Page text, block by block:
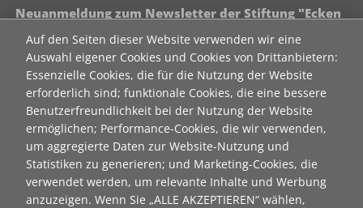
Auf den Seiten dieser Website verwenden wir eine
Auswahl eigener Cookies und Cookies von Drittanbietern:
Essenzielle Cookies, die für die Nutzung der Website
erforderlich sind; funktionale Cookies, die eine bessere
Benutzerfreundlichkeit bei der Nutzung der Website
ermöglichen; Performance-Cookies, die wir verwenden,
um aggregierte Daten zur Website-Nutzung und
Statistiken zu generieren; und Marketing-Cookies, die
verwendet werden, um relevante Inhalte und Werbung
anzuzeigen. Wenn Sie „ALLE AKZEPTIEREN“ wählen,
Neuanmeldung zum Newsletter der Stiftung "Ecken
wecken":
Contact 1
Anrede
Titel